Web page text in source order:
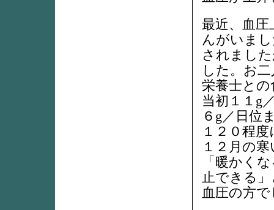
最近、血圧
んがいま
されまし
した。お
栄養士と
当初１１g
６g／日位
１２０程
１２月の
「暖かく
止できる
血圧の方